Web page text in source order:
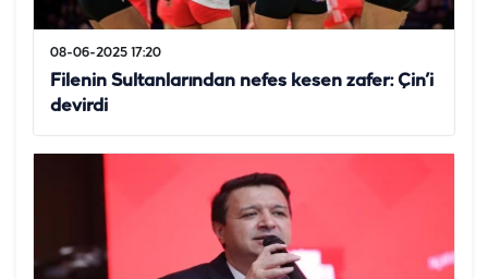
08-06-2025 17:20
Filenin Sultanlarından nefes kesen zafer: Çin’i
devirdi